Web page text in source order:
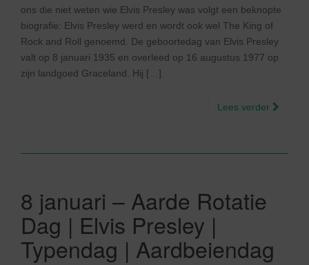
ons die niet weten wie Elvis Presley was volgt een beknopte
biografie: Elvis Presley werd en wordt ook wel The King of
Rock and Roll genoemd. De geboortedag van Elvis Presley
valt op 8 januari 1935 en overleed op 16 augustus 1977 op
zijn landgoed Graceland. Hij […]
Lees verder
8 januari – Aarde Rotatie
Dag | Elvis Presley |
Typendag | Aardbeiendag